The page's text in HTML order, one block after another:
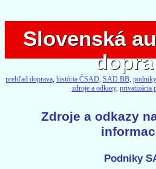
Slovenská
Slovenská
prehľad doprava, história ČSAD, SAD BB,
zdroje a odkazy, privatizácia
Zdroje a odkazy
Podniky